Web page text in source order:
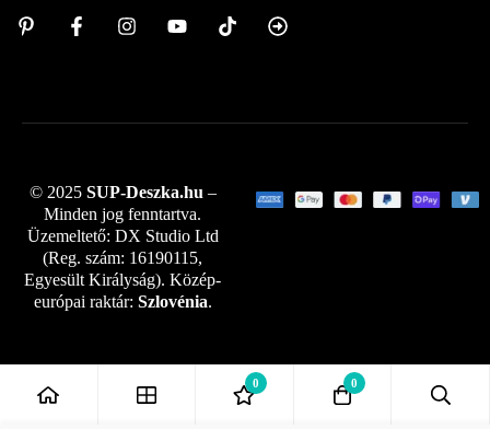
© 2025 SUP-Deszka.hu –
Minden jog fenntartva.
Üzemeltető: DX Studio Ltd
(Reg. szám: 16190115,
Egyesült Királyság). Közép-
európai raktár: Szlovénia.
0 0